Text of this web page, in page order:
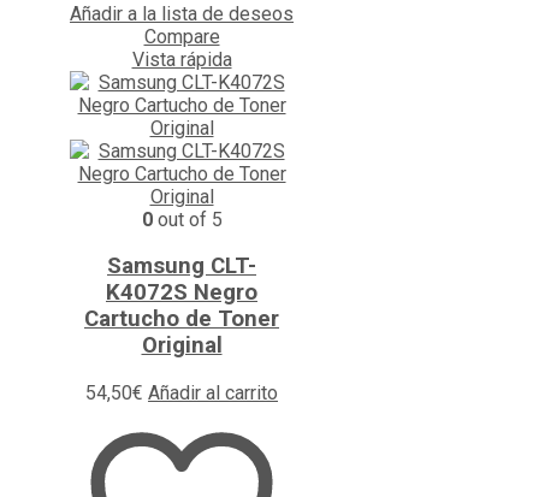
Añadir a la lista de deseos
Compare
Vista rápida
0out of 5
Samsung CLT-
K4072S Negro
Cartucho de Toner
Original
54,50€ Añadir al carrito